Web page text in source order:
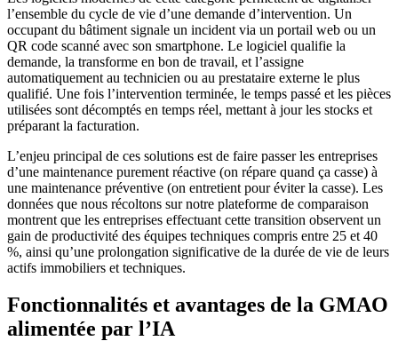
l’ensemble du cycle de vie d’une demande d’intervention. Un
occupant du bâtiment signale un incident via un portail web ou un
QR code scanné avec son smartphone. Le logiciel qualifie la
demande, la transforme en bon de travail, et l’assigne
automatiquement au technicien ou au prestataire externe le plus
qualifié. Une fois l’intervention terminée, le temps passé et les pièces
utilisées sont décomptés en temps réel, mettant à jour les stocks et
préparant la facturation.
L’enjeu principal de ces solutions est de faire passer les entreprises
d’une maintenance purement réactive (on répare quand ça casse) à
une maintenance préventive (on entretient pour éviter la casse). Les
données que nous récoltons sur notre plateforme de comparaison
montrent que les entreprises effectuant cette transition observent un
gain de productivité des équipes techniques compris entre 25 et 40
%, ainsi qu’une prolongation significative de la durée de vie de leurs
actifs immobiliers et techniques.
Fonctionnalités et avantages de la GMAO
alimentée par l’IA